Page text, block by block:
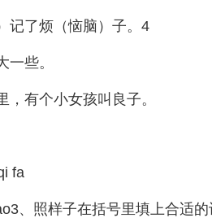
记了烦（恼脑）子。4
些。
有个小女孩叫良子。
fa
、照样子在括号里填上合适的